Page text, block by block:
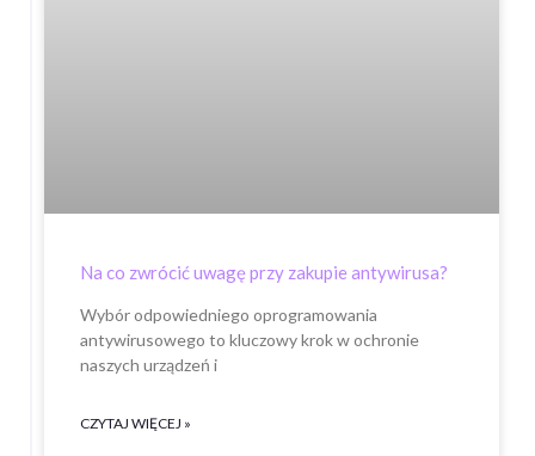
Na co zwrócić uwagę przy zakupie antywirusa?
Wybór odpowiedniego oprogramowania
antywirusowego to kluczowy krok w ochronie
naszych urządzeń i
CZYTAJ WIĘCEJ »